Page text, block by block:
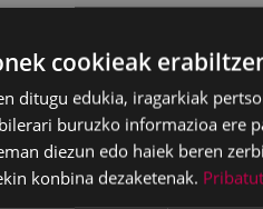
urterako aldatzeko
cookieak
ditugu edukia, iragarkiak
buruzko informazioa ere
diezun edo haiek beren
konbina dezaketenak.